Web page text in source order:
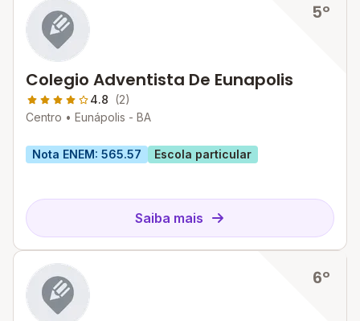
5º
Colegio Adventista De Eunapolis
4.8 (2)
Centro • Eunápolis - BA
Nota ENEM: 565.57 Escola particular
Saiba mais
6º